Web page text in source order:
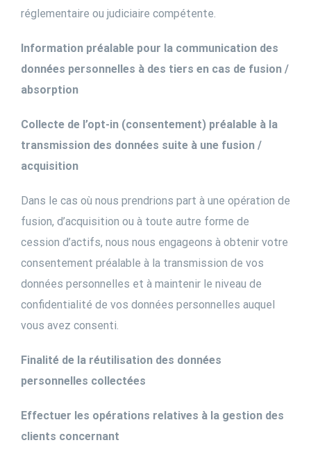
réglementaire ou judiciaire compétente.
Information préalable pour la communication des
données personnelles à des tiers en cas de fusion /
absorption
Collecte de l’opt-in (consentement) préalable à la
transmission des données suite à une fusion /
acquisition
Dans le cas où nous prendrions part à une opération de
fusion, d’acquisition ou à toute autre forme de
cession d’actifs, nous nous engageons à obtenir votre
consentement préalable à la transmission de vos
données personnelles et à maintenir le niveau de
confidentialité de vos données personnelles auquel
vous avez consenti.
Finalité de la réutilisation des données
personnelles collectées
Effectuer les opérations relatives à la gestion des
clients concernant